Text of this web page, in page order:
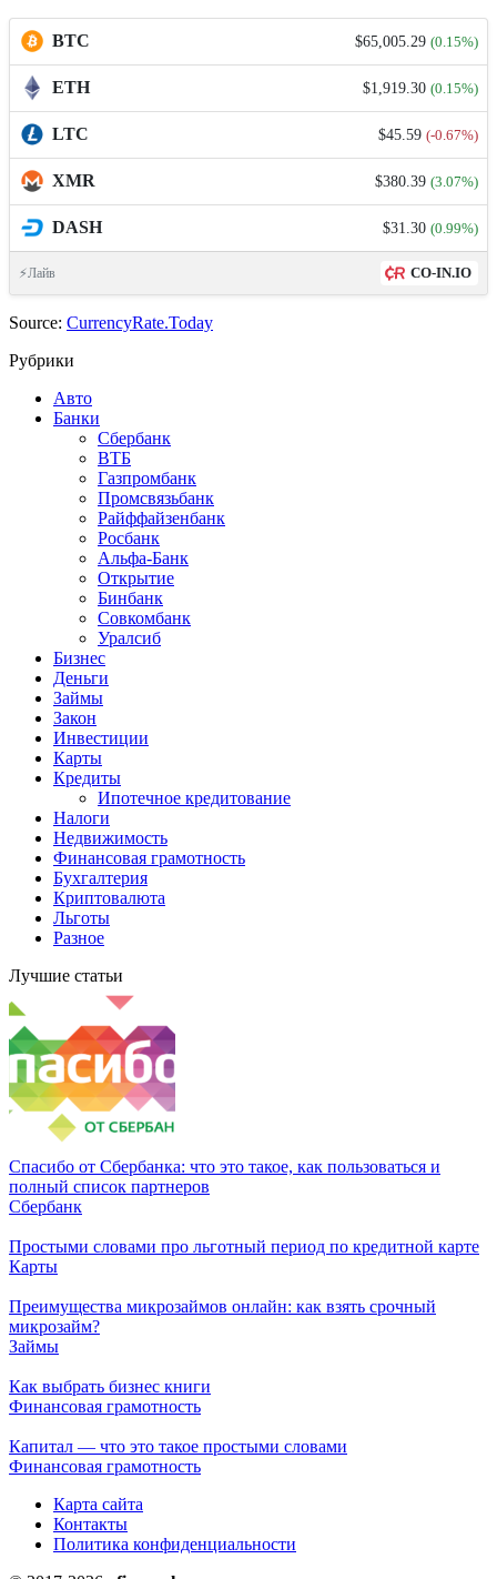
BTC $65,005.29 (0.15%)
ETH $1,919.30 (0.15%)
LTC $45.59 (-0.67%)
XMR $380.39 (3.07%)
DASH $31.30 (0.99%)
⚡Лайв CO-IN.IO
Source: CurrencyRate.Today
Рубрики
Авто
Банки
Сбербанк
ВТБ
Газпромбанк
Промсвязьбанк
Райффайзенбанк
Росбанк
Альфа-Банк
Открытие
Бинбанк
Совкомбанк
Уралсиб
Бизнес
Деньги
Займы
Закон
Инвестиции
Карты
Кредиты
Ипотечное кредитование
Налоги
Недвижимость
Финансовая грамотность
Бухгалтерия
Криптовалюта
Льготы
Разное
Лучшие статьи
Спасибо от Сбербанка: что это такое, как пользоваться и
полный список партнеров
Сбербанк
Простыми словами про льготный период по кредитной карте
Карты
Преимущества микрозаймов онлайн: как взять срочный
микрозайм?
Займы
Как выбрать бизнес книги
Финансовая грамотность
Капитал — что это такое простыми словами
Финансовая грамотность
Карта сайта
Контакты
Политика конфиденциальности